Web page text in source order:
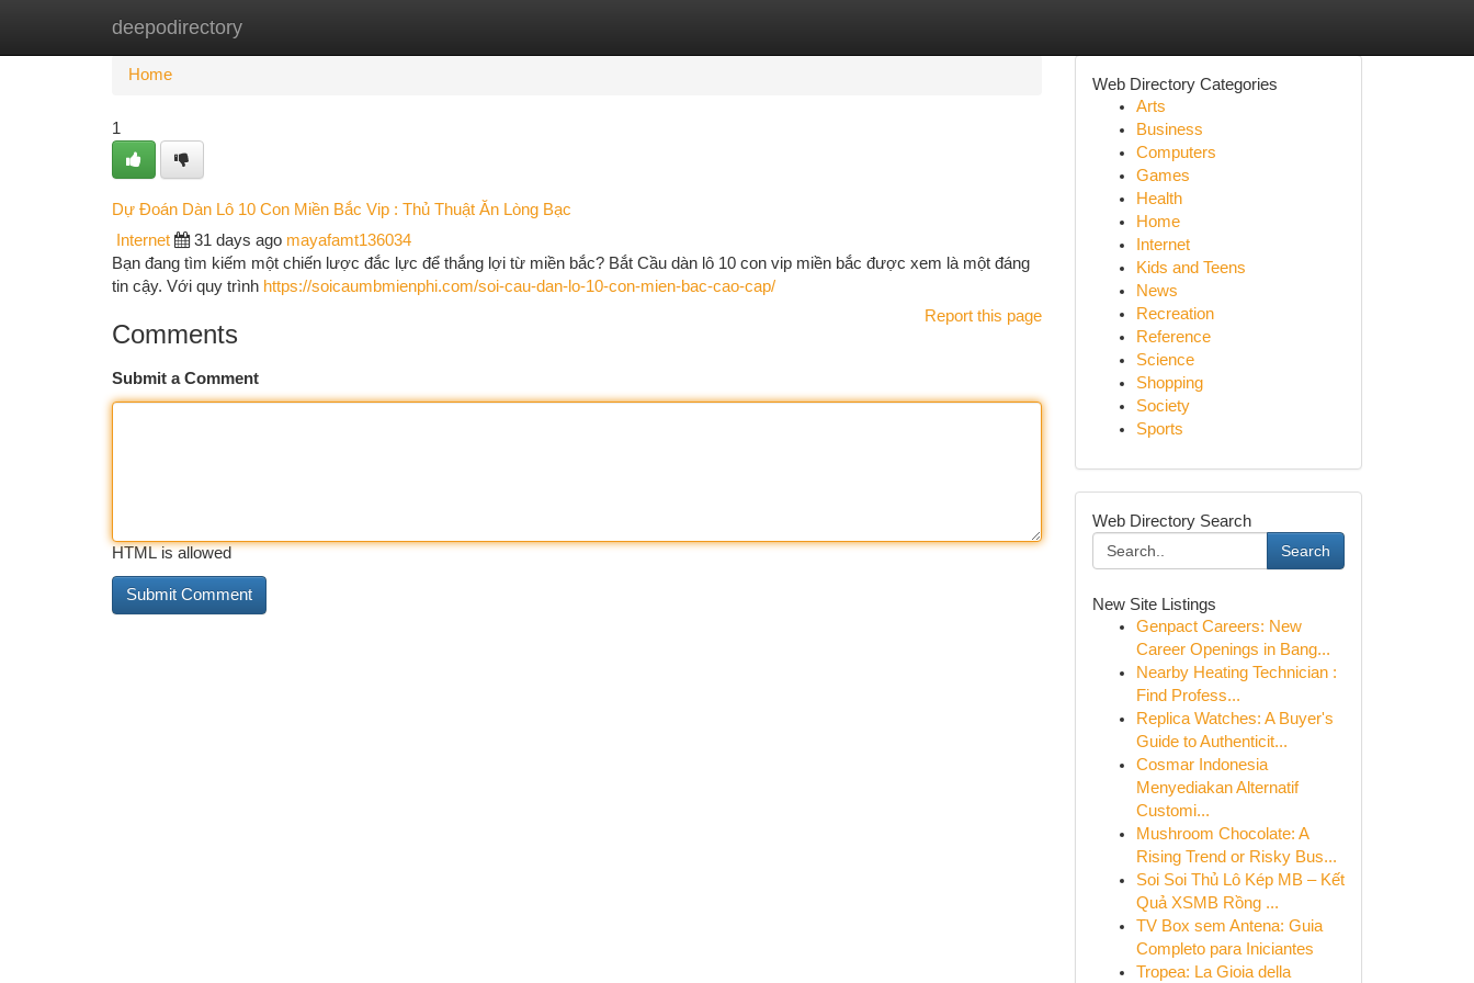
deepodirectory
Home New Site Listings
Home
1
Dự Đoán Dàn Lô 10 Con Miền Bắc Vip : Thủ Thuật Ăn Lòng Bạc
Internet 31 days ago mayafamt136034
Bạn đang tìm kiếm một chiến lược đắc lực để thắng lợi từ miền bắc? Bắt Cầu dàn lô 10 con vip miền bắc được xem là một đáng
tin cậy. Với quy trình https://soicaumbmienphi.com/soi-cau-dan-lo-10-con-mien-bac-cao-cap/
Report this page
Comments
Submit a Comment
HTML is allowed
Web Directory Categories
Arts
Business
Computers
Games
Health
Home
Internet
Kids and Teens
News
Recreation
Reference
Science
Shopping
Society
Sports
Web Directory Search
Search
New Site Listings
Genpact Careers: New
Career Openings in Bang...
Nearby Heating Technician :
Find Profess...
Replica Watches: A Buyer's
Guide to Authenticit...
Cosmar Indonesia
Menyediakan Alternatif
Customi...
Mushroom Chocolate: A
Rising Trend or Risky Bus...
Soi Soi Thủ Lô Kép MB – Kết
Quả XSMB Rồng ...
TV Box sem Antena: Guia
Completo para Iniciantes
Tropea: La Gioia della